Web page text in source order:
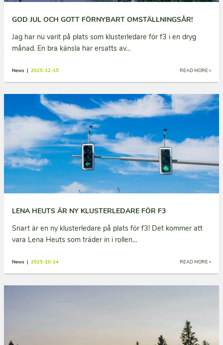
GOD JUL OCH GOTT FÖRNYBART OMSTÄLLNINGSÅR!
Jag har nu varit på plats som klusterledare för f3 i en dryg
månad. En bra känsla har ersatts av…
READ MORE »
News | 2025-12-15
LENA HEUTS ÄR NY KLUSTERLEDARE FÖR F3
Snart är en ny klusterledare på plats för f3! Det kommer att
vara Lena Heuts som träder in i rollen…
READ MORE »
News | 2025-10-14